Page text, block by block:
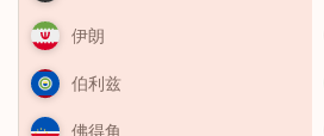
伊朗
伯利兹
佛得角